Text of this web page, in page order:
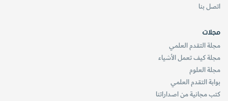
اتصل بنا
مجلات
مجلة التقدم العلمي
مجلة كيف تعمل الأشياء
مجلة العلوم
بوابة التقدم العلمي
كتب مجانية من اصداراتنا